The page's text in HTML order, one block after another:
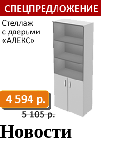
Новости